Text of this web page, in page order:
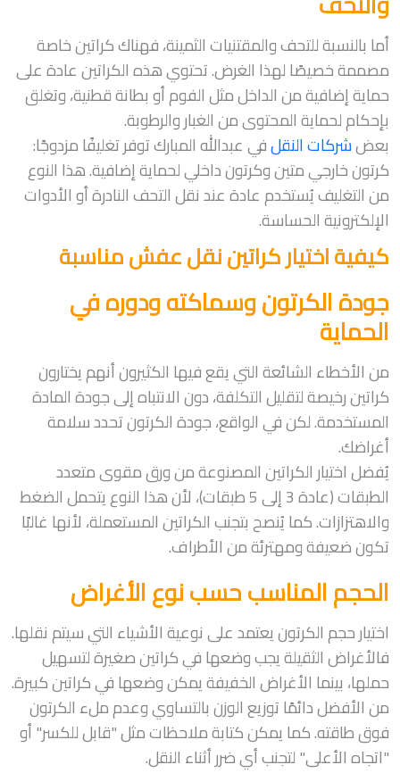
أما بالنسبة للتحف والمقتنيات الثمينة، فهناك كراتين خاصة
مصممة خصيصًا لهذا الغرض. تحتوي هذه الكراتين عادة على
حماية إضافية من الداخل مثل الفوم أو بطانة قطنية، وتغلق
بإحكام لحماية المحتوى من الغبار والرطوبة.
بعضشركات النقلفي عبدالله المبارك توفر تغليفًا مزدوجًا:
كرتون خارجي متين وكرتون داخلي لحماية إضافية. هذا النوع
من التغليف يُستخدم عادة عند نقل التحف النادرة أو الأدوات
الإلكترونية الحساسة.
كيفية اختيار كراتين نقل عفش مناسبة
جودة الكرتون وسماكته ودوره في
الحماية
من الأخطاء الشائعة التي يقع فيها الكثيرون أنهم يختارون
كراتين رخيصة لتقليل التكلفة، دون الانتباه إلى جودة المادة
المستخدمة. لكن في الواقع، جودة الكرتون تحدد سلامة
أغراضك.
يُفضل اختيار الكراتين المصنوعة من ورق مقوى متعدد
الطبقات (عادة 3 إلى 5 طبقات)، لأن هذا النوع يتحمل الضغط
والاهتزازات. كما يُنصح بتجنب الكراتين المستعملة، لأنها غالبًا
تكون ضعيفة ومهترئة من الأطراف.
الحجم المناسب حسب نوع الأغراض
اختيار حجم الكرتون يعتمد على نوعية الأشياء التي سيتم نقلها.
فالأغراض الثقيلة يجب وضعها في كراتين صغيرة لتسهيل
حملها، بينما الأغراض الخفيفة يمكن وضعها في كراتين كبيرة.
من الأفضل دائمًا توزيع الوزن بالتساوي وعدم ملء الكرتون
فوق طاقته. كما يمكن كتابة ملاحظات مثل "قابل للكسر" أو
"اتجاه الأعلى" لتجنب أي ضرر أثناء النقل.